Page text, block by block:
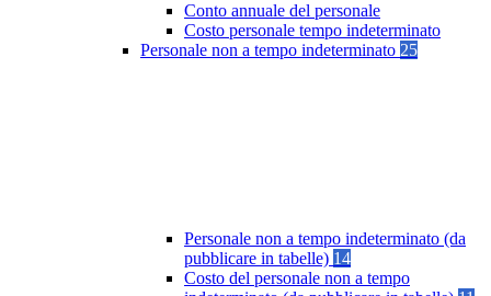
Conto annuale del personale
Costo personale tempo indeterminato
Personale non a tempo indeterminato 25
Personale non a tempo indeterminato (da
pubblicare in tabelle) 14
Costo del personale non a tempo